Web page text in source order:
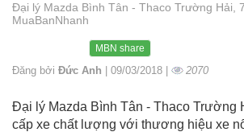
Đại lý Mazda Bình Tân - Thaco Trường Hải,
MuaBanNhanh
MBN share
Đăng bởi Đức Anh | 09/03/2018 | 2070
Đại lý Mazda Bình Tân - Thaco Trường
cấp xe chất lượng với thương hiệu xe